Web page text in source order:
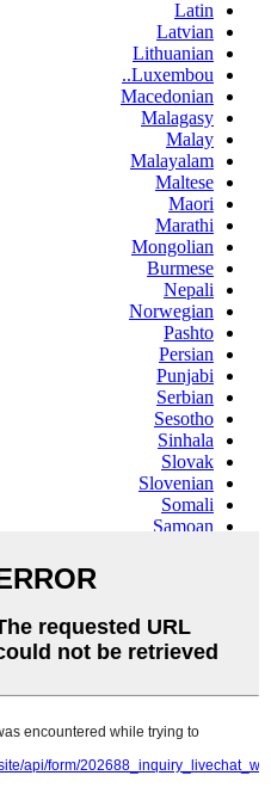
Latin
Latvian
Lithuanian
Luxembou..
Macedonian
Malagasy
Malay
Malayalam
Maltese
Maori
Marathi
Mongolian
Burmese
Nepali
Norwegian
Pashto
Persian
Punjabi
Serbian
Sesotho
Sinhala
Slovak
Slovenian
Somali
Samoan
Swahili
Tajik
Telugu
Ukrainian
Urdu